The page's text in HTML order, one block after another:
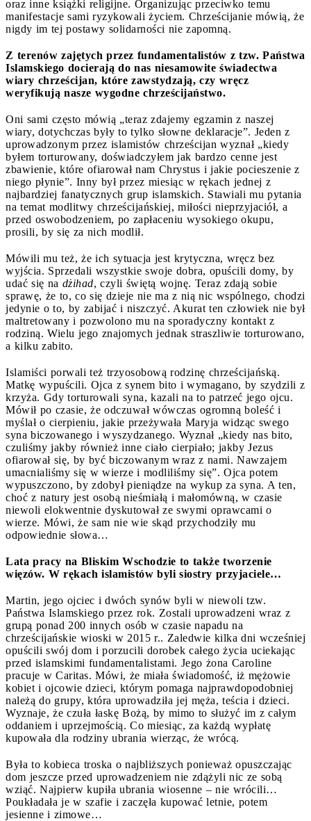
oraz inne książki religijne. Organizując przeciwko temu
manifestacje sami ryzykowali życiem. Chrześcijanie mówią, że
nigdy im tej postawy solidarności nie zapomną.
Z terenów zajętych przez fundamentalistów z tzw. Państwa
Islamskiego docierają do nas niesamowite świadectwa
wiary chrześcijan, które zawstydzają, czy wręcz
weryfikują nasze wygodne chrześcijaństwo.
Oni sami często mówią „teraz zdajemy egzamin z naszej
wiary, dotychczas były to tylko słowne deklaracje”. Jeden z
uprowadzonym przez islamistów chrześcijan wyznał „kiedy
byłem torturowany, doświadczyłem jak bardzo cenne jest
zbawienie, które ofiarował nam Chrystus i jakie pocieszenie z
niego płynie”. Inny był przez miesiąc w rękach jednej z
najbardziej fanatycznych grup islamskich. Stawiali mu pytania
na temat modlitwy chrześcijańskiej, miłości nieprzyjaciół, a
przed oswobodzeniem, po zapłaceniu wysokiego okupu,
prosili, by się za nich modlił.
Mówili mu też, że ich sytuacja jest krytyczna, wręcz bez
wyjścia. Sprzedali wszystkie swoje dobra, opuścili domy, by
udać się na dżihad, czyli świętą wojnę. Teraz zdają sobie
sprawę, że to, co się dzieje nie ma z nią nic wspólnego, chodzi
jedynie o to, by zabijać i niszczyć. Akurat ten człowiek nie był
maltretowany i pozwolono mu na sporadyczny kontakt z
rodziną. Wielu jego znajomych jednak straszliwie torturowano,
a kilku zabito.
Islamiści porwali też trzyosobową rodzinę chrześcijańską.
Matkę wypuścili. Ojca z synem bito i wymagano, by szydzili z
krzyża. Gdy torturowali syna, kazali na to patrzeć jego ojcu.
Mówił po czasie, że odczuwał wówczas ogromną boleść i
myślał o cierpieniu, jakie przeżywała Maryja widząc swego
syna biczowanego i wyszydzanego. Wyznał „kiedy nas bito,
czuliśmy jakby również inne ciało cierpiało; jakby Jezus
ofiarował się, by być biczowanym wraz z nami. Nawzajem
umacnialiśmy się w wierze i modliliśmy się”. Ojca potem
wypuszczono, by zdobył pieniądze na wykup za syna. A ten,
choć z natury jest osobą nieśmiałą i małomówną, w czasie
niewoli elokwentnie dyskutował ze swymi oprawcami o
wierze. Mówi, że sam nie wie skąd przychodziły mu
odpowiednie słowa…
Lata pracy na Bliskim Wschodzie to także tworzenie
więzów. W rękach islamistów byli siostry przyjaciele…
Martin, jego ojciec i dwóch synów byli w niewoli tzw.
Państwa Islamskiego przez rok. Zostali uprowadzeni wraz z
grupą ponad 200 innych osób w czasie napadu na
chrześcijańskie wioski w 2015 r.. Zaledwie kilka dni wcześniej
opuścili swój dom i porzucili dorobek całego życia uciekając
przed islamskimi fundamentalistami. Jego żona Caroline
pracuje w Caritas. Mówi, że miała świadomość, iż mężowie
kobiet i ojcowie dzieci, którym pomaga najprawdopodobniej
należą do grupy, która uprowadziła jej męża, teścia i dzieci.
Wyznaje, że czuła łaskę Bożą, by mimo to służyć im z całym
oddaniem i uprzejmością. Co miesiąc, za każdą wypłatę
kupowała dla rodziny ubrania wierząc, że wrócą.
Była to kobieca troska o najbliższych ponieważ opuszczając
dom jeszcze przed uprowadzeniem nie zdążyli nic ze sobą
wziąć. Najpierw kupiła ubrania wiosenne – nie wrócili…
Poukładała je w szafie i zaczęła kupować letnie, potem
jesienne i zimowe…